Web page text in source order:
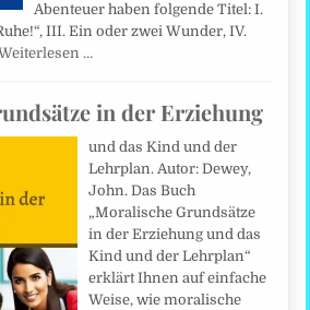
Abenteuer haben folgende Titel: I.
III. Ein oder zwei Wunder, IV.
…
in der Erziehung
und das Kind und der
Lehrplan. Autor: Dewey,
John. Das Buch
„Moralische Grundsätze
in der Erziehung und das
Kind und der Lehrplan“
erklärt Ihnen auf einfache
Weise, wie moralische